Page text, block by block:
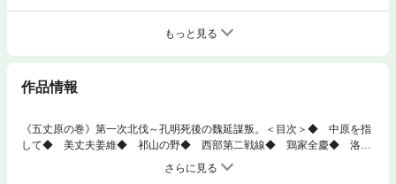
もっと見る
作品情報
《五丈原の巻》第一次北伐～孔明死後の魏延謀叛。＜目次＞◆ 中原を指
して◆ 美丈夫姜維◆ 祁山の野◆ 西部第二戦線◆ 鶏家全慶◆ 洛陽に
生色還る◆ 陣中に戯言なし◆ 高楼弾琴◆ 馬謖を斬る◆ 髪を捧ぐ◆
二次出師表◆ 二度祁山に出づ◆ 食◆ 総兵之印◆ 司馬仲達計らる◆